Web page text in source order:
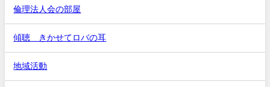
倫理法人会の部屋
傾聴 きかせてロバの耳
地域活動